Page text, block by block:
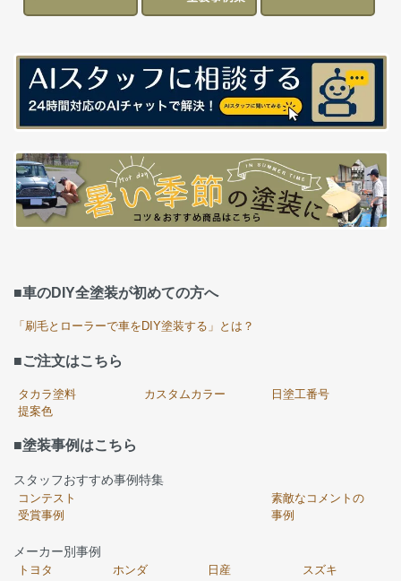
■車のDIY全塗装が初めての方へ
「刷毛とローラーで車をDIY塗装する」とは？
■ご注文はこちら
タカラ塗料
提案色
カスタムカラー 日塗工番号
■塗装事例はこちら
スタッフおすすめ事例特集
コンテスト
受賞事例
素敵なコメントの
事例
メーカー別事例
トヨタ ホンダ 日産
スズキ